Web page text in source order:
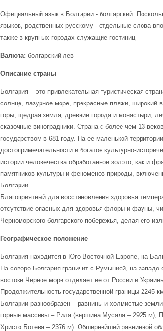
Официальный язык в Болгарии - болгарский.
языков, родственных русскому - отдельные слова
также в крупных городах служащие гостиниц
Валюта: болгарский лев
Описание страны
Болгария – это привлекательная туристическая
солнце, лазурное море, прекрасные пляжи, широкий
горы, щедрая земля, древние города и монастыри,
сказочные виноградники. Страна с более чем 13-
государством в 681 году. На ее маленькой
достопримечательности и богатое культурно-
истории человечества обработанное золото, как и
памятников культуры и феноменов природы,
Болгарии.
Благоприятный для восстановления здоровья
отсутствие опасных для здоровья флоры и фауны,
Черноморского болгарского побережья, делая его
Географическое положение
Болгария находится в Юго-Восточной Европе, на
На севере Болгария граничит с Румынией, на
востоке Черное море отделяет ее от России и
Продолжительность государственной границы
Болгарии разнообразен – равнины и холмистые
горные массивы – Рила (вершина Мусала – 2925 м),
Христо Ботева – 2376 м). Обширнейшей равнинной